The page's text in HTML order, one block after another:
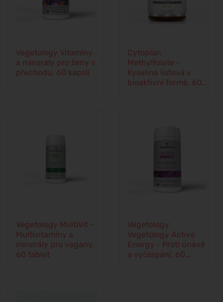
Vegetology Vitaminy
a minerály pro ženy v
přechodu, 60 kapslí
Cytoplan
Methylfolate –
Kyselina listová v
bioaktivní formě, 60
Vegetology MultiVit -
Multivitamíny a
minerály pro vegany,
60 tablet
Vegetology
Vegetology Active
Energy - Proti únavě
a vyčerpání, 60